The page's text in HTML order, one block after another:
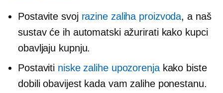
Postavite svoj razine zaliha proizvoda, a naš
sustav će ih automatski ažurirati kako kupci
obavljaju kupnju.
Postaviti niske zaliheupozorenjakako biste
dobili obavijest kada vam zalihe ponestanu.